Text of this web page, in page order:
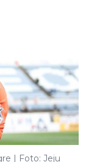
| Foto: Jeju